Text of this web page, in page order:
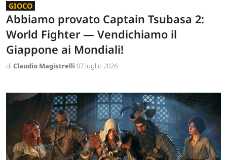
GIOCO
Abbiamo provato Captain Tsubasa 2:
World Fighter — Vendichiamo il
Giappone ai Mondiali!
di Claudio Magistrelli 07 luglio 2026